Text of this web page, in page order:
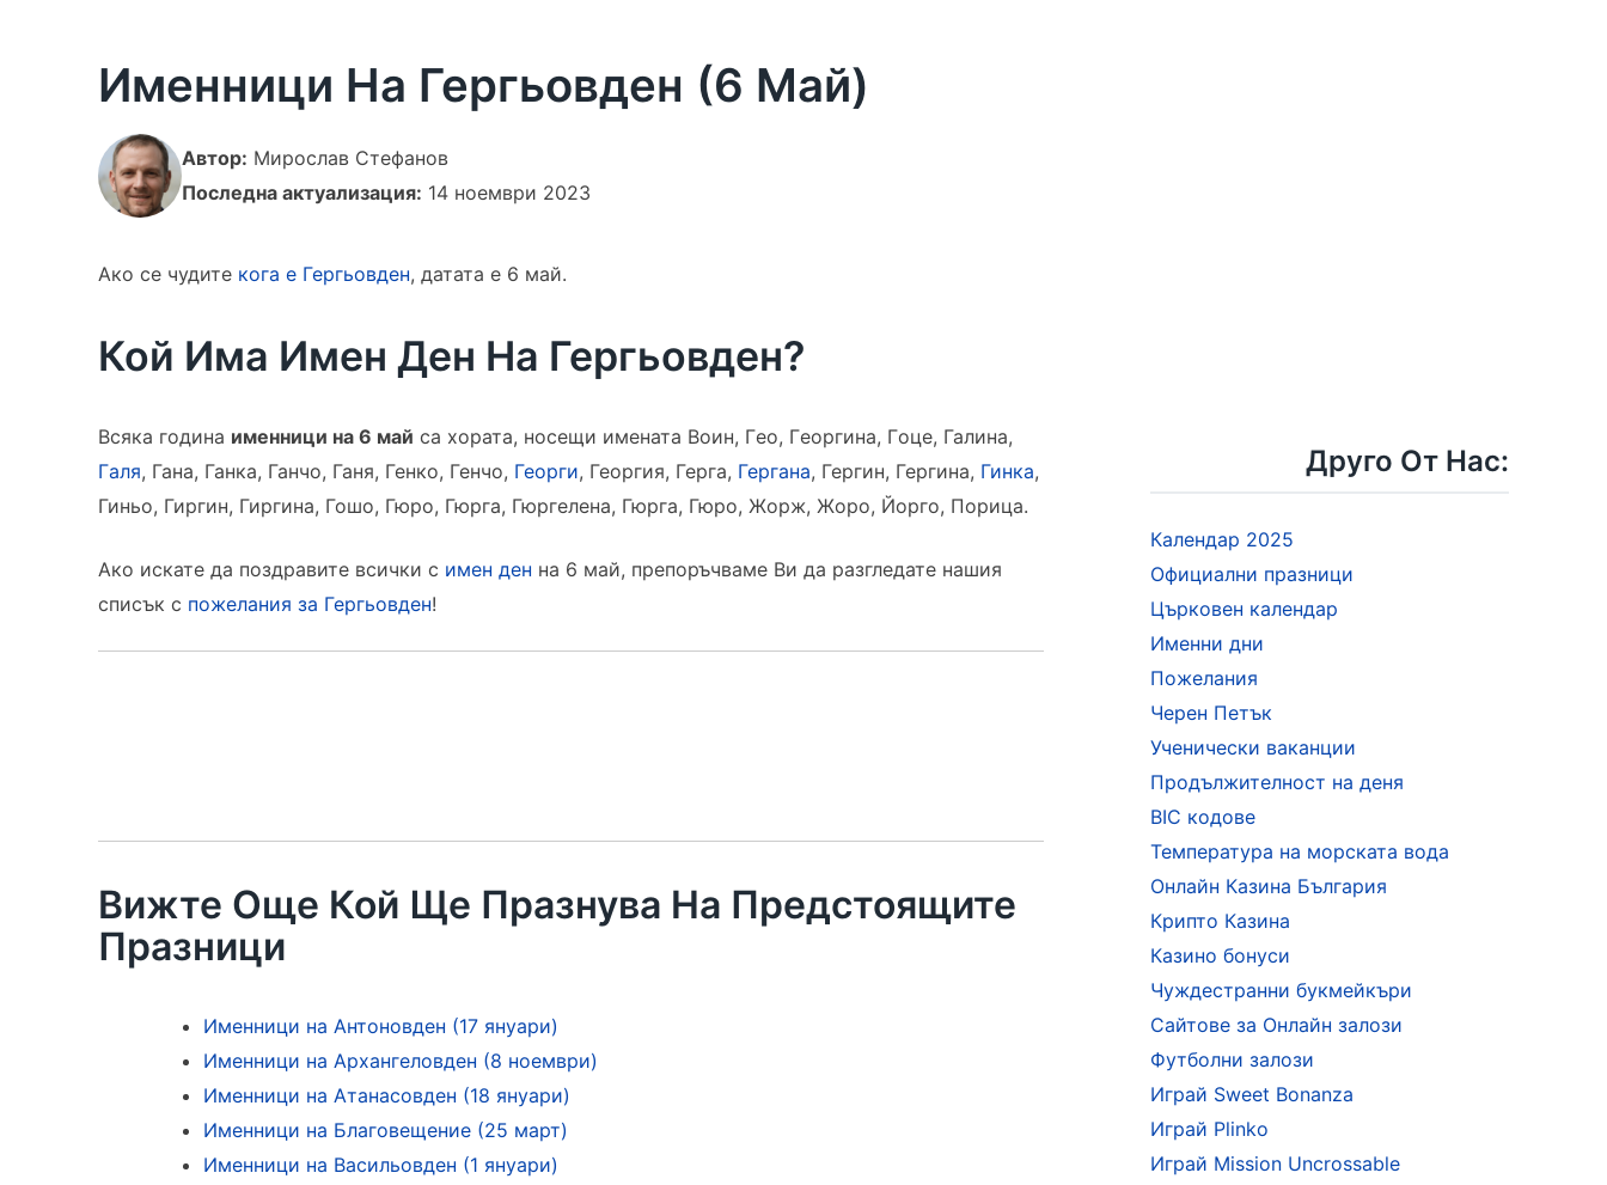
Именници На Гергьовден (6 Май)
Автор: Мирослав Стефанов
Последна актуализация: 14 ноември 2023
Ако се чудите кога е Гергьовден, датата е 6 май.
Кой Има Имен Ден На Гергьовден?
Всяка година именници на 6 май са хората, носещи имената Воин, Гeo, Гeoргинa, Гoцe, Галина,
Гaля, Гана, Ганка, Ганчо, Ганя, Генко, Генчо, Георги, Георгия, Герга, Гергана, Гергин, Гергина, Гинка,
Гиньo, Гиргин, Гиргинa, Гошо, Гюрo, Гюргa, Гюргeлeнa, Гюрга, Гюро, Жорж, Жоро, Йoргo, Пoрицa.
Ако искате да поздравите всички с имен ден на 6 май, препоръчваме Ви да разгледате нашия
списък с пожелания за Гергьовден!
Вижте Още Кой Ще Празнува На Предстоящите
Празници
Именници на Антоновден (17 януари)
Именници на Aрхангеловден (8 ноември)
Именници на Атанасовден (18 януари)
Именници на Благовещение (25 март)
Именници на Васильовден (1 януари)
Друго От Нас:
Календар 2025
Официални празници
Църковен календар
Именни дни
Пожелания
Черен Петък
Ученически ваканции
Продължителност на деня
BIC кодове
Температура на морската вода
Онлайн Казина България
Крипто Казина
Казино бонуси
Чуждестранни букмейкъри
Сайтове за Онлайн залози
Футболни залози
Играй Sweet Bonanza
Играй Plinko
Играй Mission Uncrossable